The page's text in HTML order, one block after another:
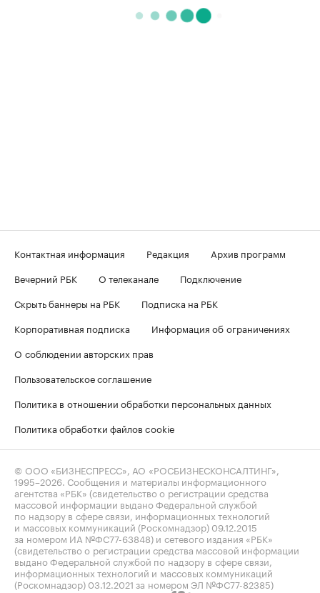
Контактная информация Редакция
Архив программ
Вечерний РБК
О телеканале
Подключение
Скрыть баннеры на РБК
Подписка на РБК
Корпоративная подписка
Информация об ограничениях
О соблюдении авторских прав
Пользовательское соглашение
Политика в отношении обработки персональных данных
Политика обработки файлов cookie
© ООО «БИЗНЕСПРЕСС», АО «РОСБИЗНЕСКОНСАЛТИНГ»,
1995–2026 . Сообщения и материалы информационного
агентства «РБК» (свидетельство о регистрации средства
массовой информации выдано Федеральной службой
по надзору в сфере связи, информационных технологий
и массовых коммуникаций (Роскомнадзор) 09.12.2015
за номером ИА №ФС77-63848) и сетевого издания «РБК»
(свидетельство о регистрации средства массовой информации
выдано Федеральной службой по надзору в сфере связи,
информационных технологий и массовых коммуникаций
(Роскомнадзор) 03.12.2021 за номером ЭЛ №ФС77-82385)